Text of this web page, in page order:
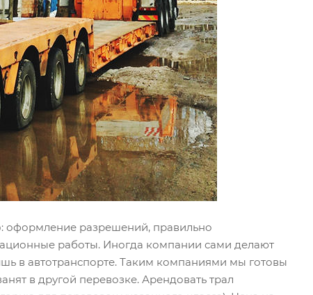
оформление разрешений, правильно
работы. Иногда компании сами делают
в автотранспорте. Таким компаниями мы готовы
в другой перевозке. Арендовать трал